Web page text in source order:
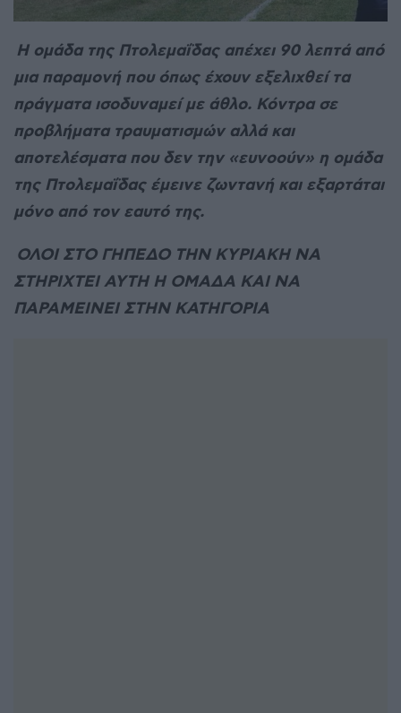
Η ομάδα της Πτολεμαΐδας απέχει 90 λεπτά από
μια παραμονή που όπως έχουν εξελιχθεί τα
πράγματα ισοδυναμεί με άθλο. Κόντρα σε
προβλήματα τραυματισμών αλλά και
αποτελέσματα που δεν την «ευνοούν» η ομάδα
της Πτολεμαΐδας έμεινε ζωντανή και εξαρτάται
μόνο από τον εαυτό της.
ΟΛΟΙ ΣΤΟ ΓΗΠΕΔΟ ΤΗΝ ΚΥΡΙΑΚΗ ΝΑ
ΣΤΗΡΙΧΤΕΙ ΑΥΤΗ Η ΟΜΑΔΑ ΚΑΙ ΝΑ
ΠΑΡΑΜΕΙΝΕΙ ΣΤΗΝ ΚΑΤΗΓΟΡΙΑ